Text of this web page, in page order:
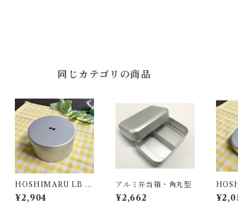
同じカテゴリの商品
HOSHIMARU LB 丸
型内フタ付
¥2,904
アルミ弁当箱・角丸型
¥2,662
判型S